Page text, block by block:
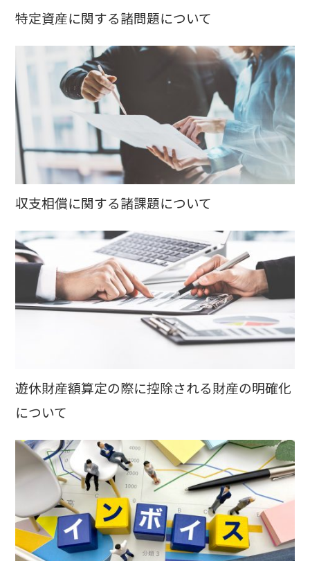
特定資産に関する諸問題について
収支相償に関する諸課題について
遊休財産額算定の際に控除される財産の明確化
について